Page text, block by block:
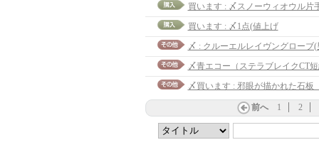
買います : 〆1点(値上げ
〆 : クルーエルレイヴングローブ(
〆青エコー（ステラブレイクCT
〆買います : 邪眼が描かれた石
前へ 1 2